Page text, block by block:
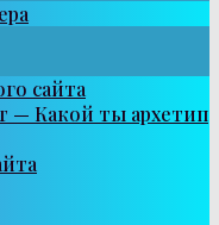
сайта
— Какой ты архетип